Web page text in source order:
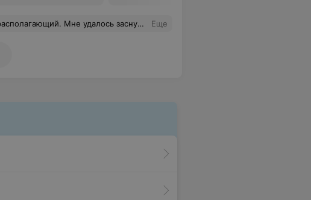
ламинирования и мою головную боль как рукой сняло! Спасибо! Еще